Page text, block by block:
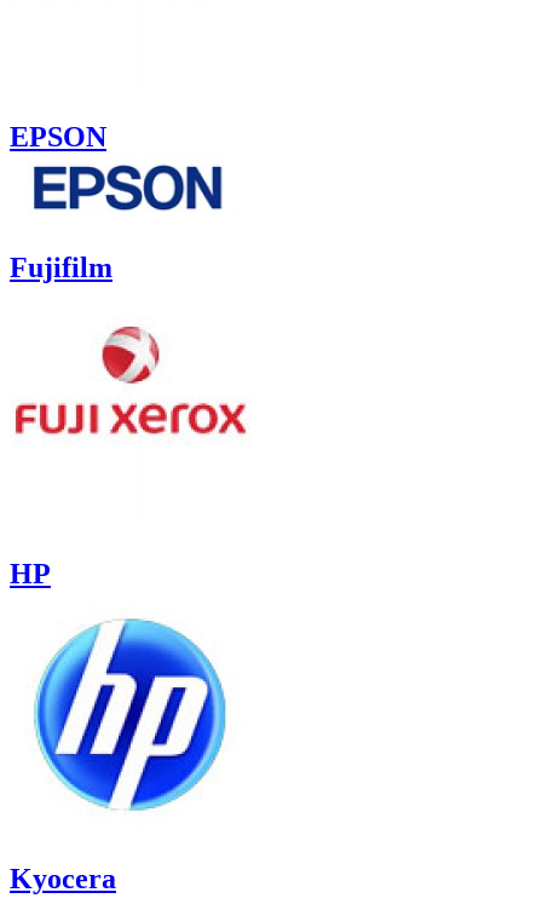
EPSON
Fujifilm
HP
Kyocera